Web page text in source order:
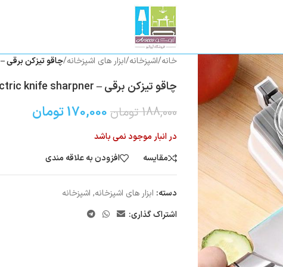
خانه/اشپزخانه/ابزار های اشپزخانه/چاقو تيزكن برقى – electric knife sharpner
چاقو تيزكن برقى – electric knife sharpner
188,000 تومان 170,000تومان
در انبار موجود نمی باشد
مقایسه
افزودن به علاقه مندی
دسته: ابزار های اشپزخانه, اشپزخانه
اشتراک گذاری: